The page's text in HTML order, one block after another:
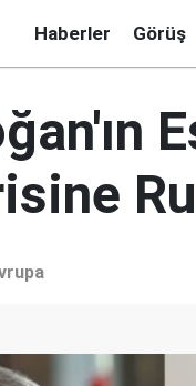
Haberler Görüş